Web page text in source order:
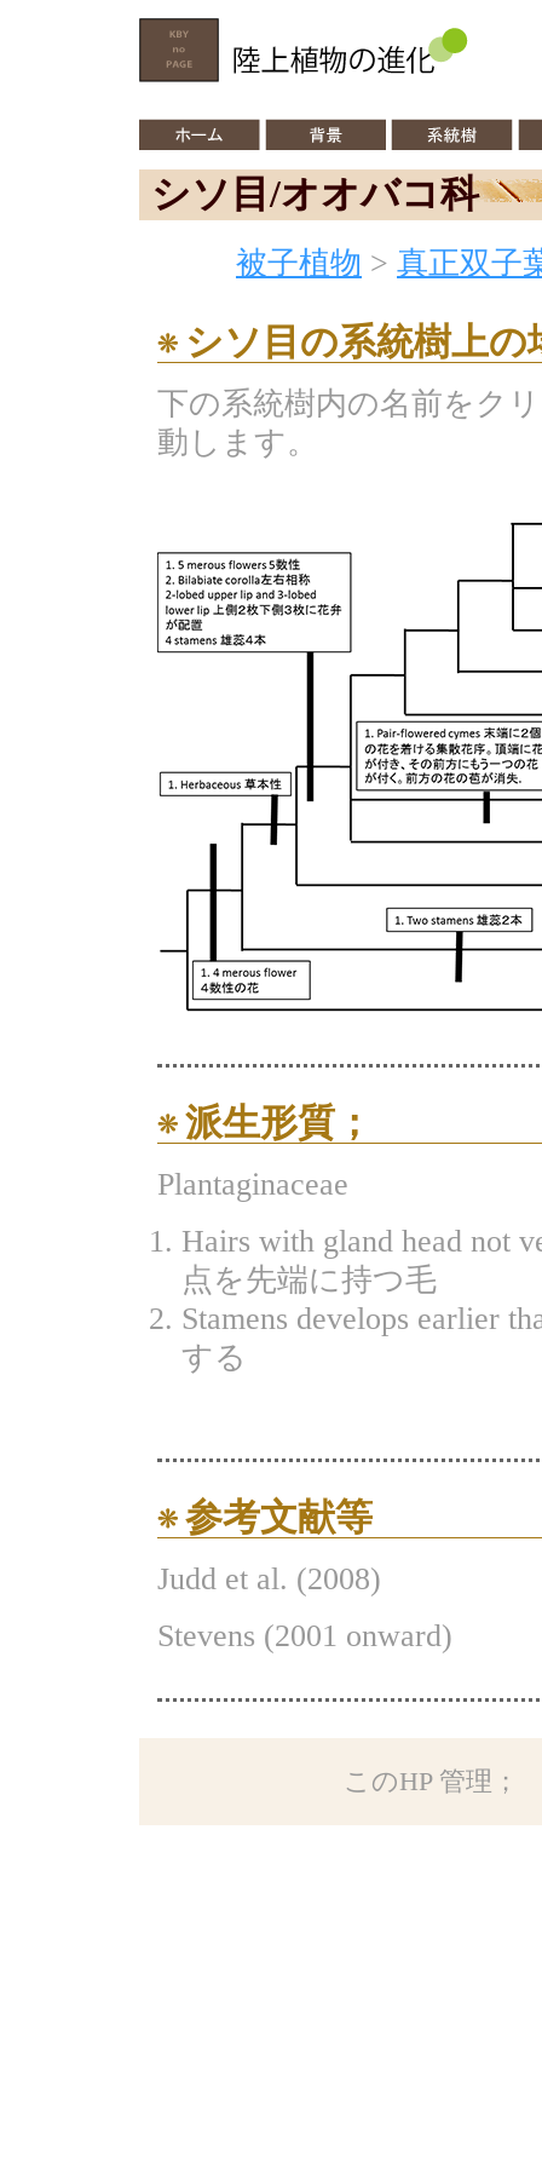
シソ目/オオバコ科
被子植物 > 真正双子
シソ目の系統樹上の
下の系統樹内の名前をク
動します。
派生形質；
Plantaginaceae
Hairs with gland head not
点を先端に持つ毛
Stamens develops earlier
する
参考文献等
Judd et al. (2008)
Stevens (2001 onward)
このHP 管理；